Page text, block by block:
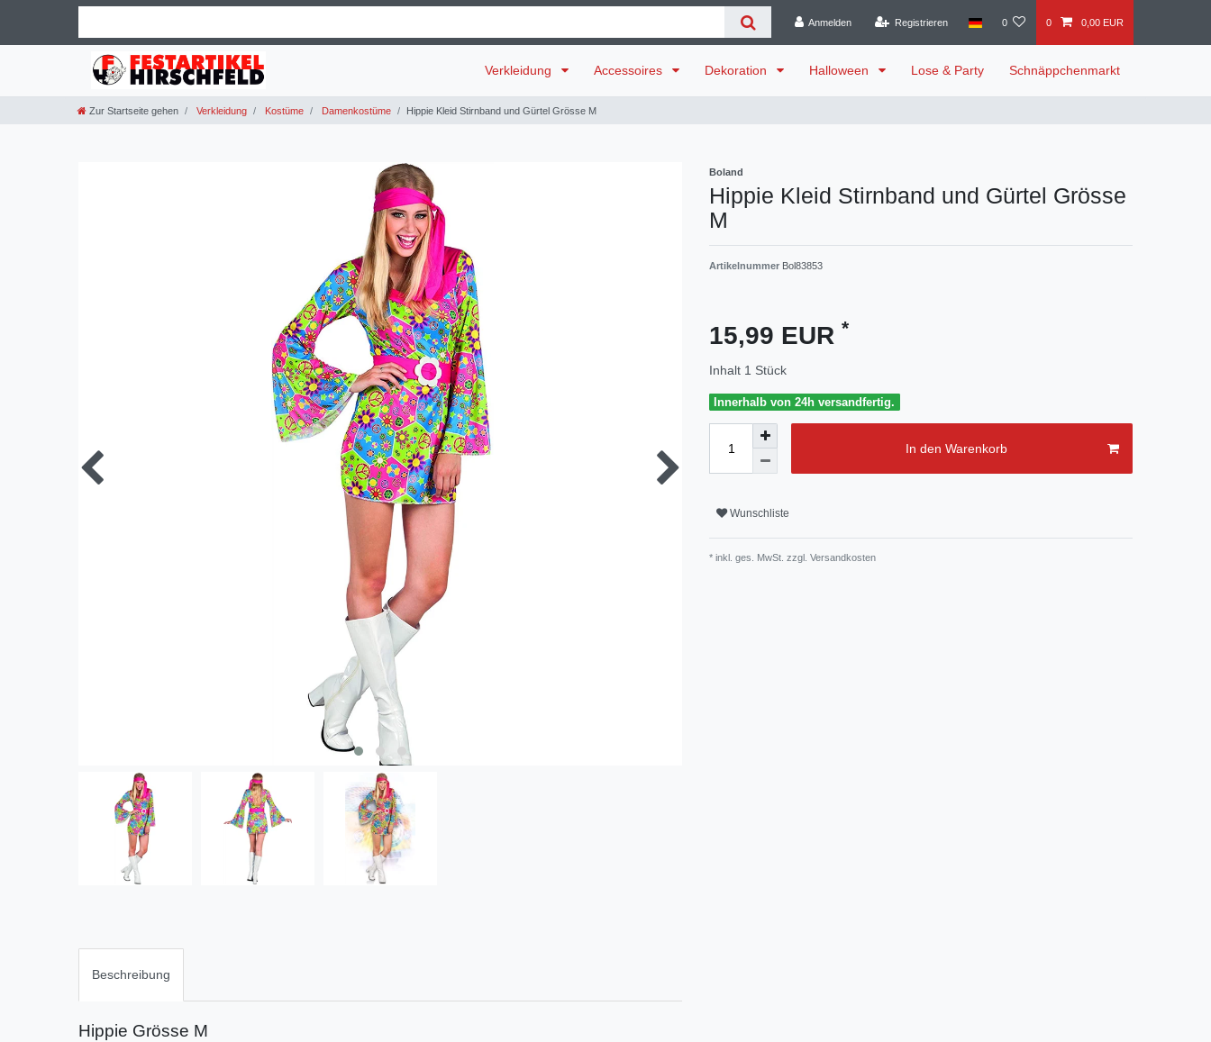
Anmelden Registrieren 0 0 0,00 EUR
Verkleidung Accessoires Dekoration Halloween Lose & Party Schnäppchenmarkt
Zur Startseite gehen Verkleidung Kostüme Damenkostüme Hippie Kleid Stirnband und Gürtel Grösse M
Boland
Hippie Kleid Stirnband und Gürtel Grösse
M
Artikelnummer Bol83853
15,99 EUR *
Inhalt 1 Stück
Innerhalb von 24h versandfertig.
In den Warenkorb
Wunschliste
* inkl. ges. MwSt. zzgl. Versandkosten
Beschreibung
Hippie Grösse M